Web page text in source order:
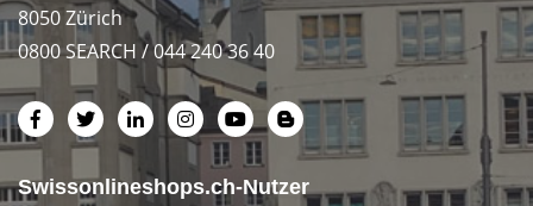
8050 Zürich
0800 SEARCH / 044 240 36 40
Swissonlineshops.ch-Nutzer